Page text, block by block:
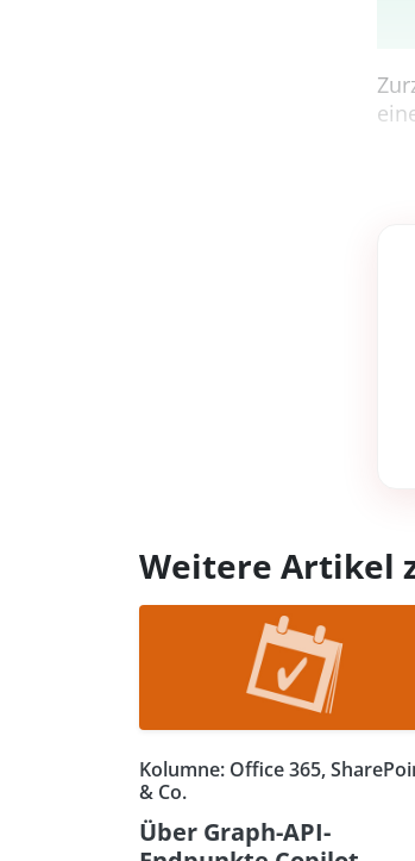
Weitere Artikel
Kolumne: Office 365,
& Co.
Über Graph-API-